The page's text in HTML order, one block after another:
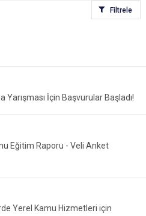
Filtrele
Yarışması İçin Başvurular Başladı!
Eğitim Raporu - Veli Anket
Yerel Kamu Hizmetleri için